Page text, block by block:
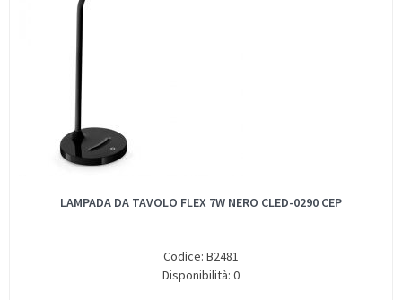
LAMPADA DA TAVOLO FLEX 7W NERO CLED-0290 CEP
Codice: B2481
Disponibilità: 0